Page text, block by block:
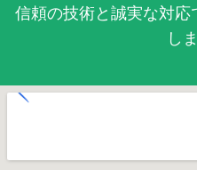
信頼の技術と誠実な対応
し